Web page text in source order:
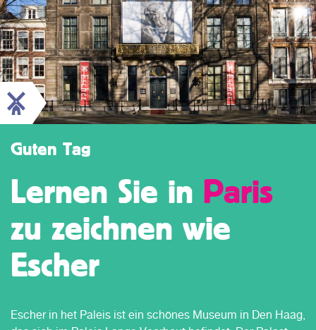
Guten Tag
Lernen Sie in Paris
zu zeichnen wie
Escher
Escher in het Paleis ist ein schönes Museum in Den Haag,